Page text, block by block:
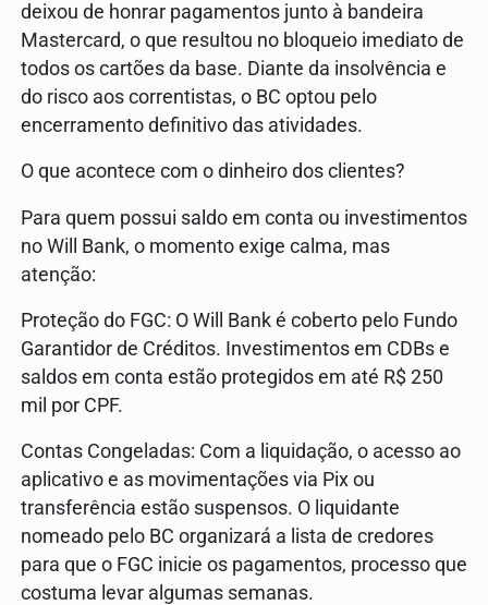
deixou de honrar pagamentos junto à bandeira
Mastercard, o que resultou no bloqueio imediato de
todos os cartões da base. Diante da insolvência e
do risco aos correntistas, o BC optou pelo
encerramento definitivo das atividades.
O que acontece com o dinheiro dos clientes?
Para quem possui saldo em conta ou investimentos
no Will Bank, o momento exige calma, mas
atenção:
Proteção do FGC: O Will Bank é coberto pelo Fundo
Garantidor de Créditos. Investimentos em CDBs e
saldos em conta estão protegidos em até R$ 250
mil por CPF.
Contas Congeladas: Com a liquidação, o acesso ao
aplicativo e as movimentações via Pix ou
transferência estão suspensos. O liquidante
nomeado pelo BC organizará a lista de credores
para que o FGC inicie os pagamentos, processo que
costuma levar algumas semanas.